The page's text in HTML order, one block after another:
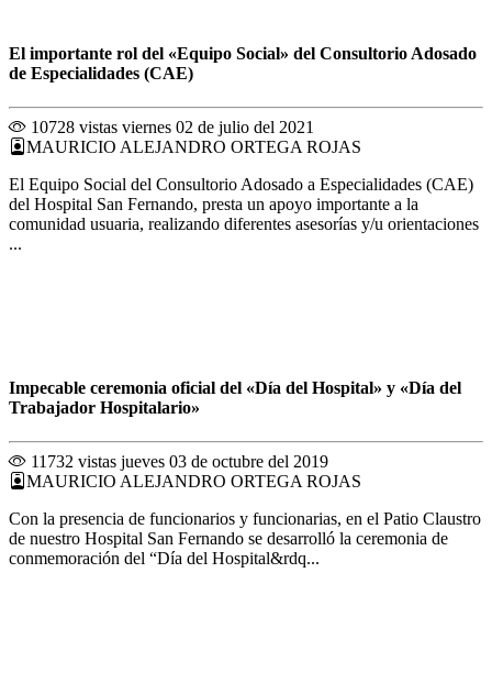
El importante rol del «Equipo Social» del Consultorio Adosado
de Especialidades (CAE)
10728 vistas viernes 02 de julio del 2021
MAURICIO ALEJANDRO ORTEGA ROJAS
El Equipo Social del Consultorio Adosado a Especialidades (CAE)
del Hospital San Fernando, presta un apoyo importante a la
comunidad usuaria, realizando diferentes asesorías y/u orientaciones
...
Impecable ceremonia oficial del «Día del Hospital» y «Día del
Trabajador Hospitalario»
11732 vistas jueves 03 de octubre del 2019
MAURICIO ALEJANDRO ORTEGA ROJAS
Con la presencia de funcionarios y funcionarias, en el Patio Claustro
de nuestro Hospital San Fernando se desarrolló la ceremonia de
conmemoración del “Día del Hospital&rdq...